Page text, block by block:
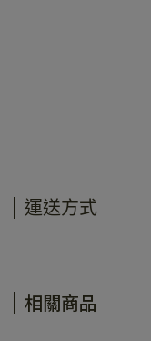
運送方式
相關商品